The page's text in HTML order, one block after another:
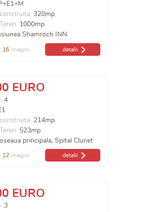
320mp
1000mp
Shamroch INN
16 imagini detalii
EURO
4
214mp
523mp
principala, Spital Clunet
12 imagini detalii
EURO
3